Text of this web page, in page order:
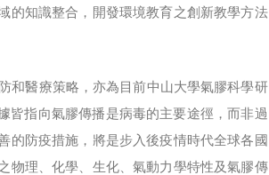
的知識整合，開發環境教育之創新教學方法
醫療策略，亦為目前中山大學氣膠科學研
皆指向氣膠傳播是病毒的主要途徑，而非過
的防疫措施，將是步入後疫情時代全球各國
物理、化學、生化、氣動力學特性及氣膠傳